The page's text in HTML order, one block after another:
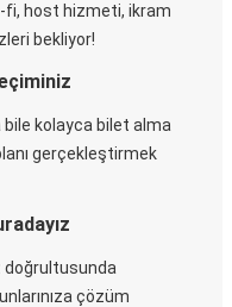
host hizmeti, ikram
bekliyor!
bile kolayca bilet alma
gerçekleştirmek
doğrultusunda
çözüm